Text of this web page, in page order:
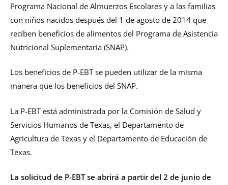
Programa Nacional de Almuerzos Escolares y a las familias
con niños nacidos después del 1 de agosto de 2014 que
reciben beneficios de alimentos del Programa de Asistencia
Nutricional Suplementaria (SNAP).
Los beneficios de P-EBT se pueden utilizar de la misma
manera que los beneficios del SNAP.
La P-EBT está administrada por la Comisión de Salud y
Servicios Humanos de Texas, el Departamento de
Agricultura de Texas y el Departamento de Educación de
Texas.
La solicitud de P-EBT se abrirá a partir del 2 de junio de